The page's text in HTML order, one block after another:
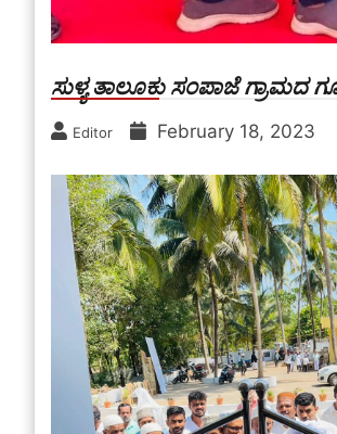
ಸುಳ್ಯ ತಾಲೂಕು ಸಂಪಾಜೆ ಗ್ರಾಮದ
Editor February 18, 2023